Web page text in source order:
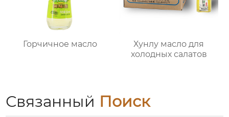
Горчичное масло
Хунлу масло для
холодных салатов
Связанный Поиск